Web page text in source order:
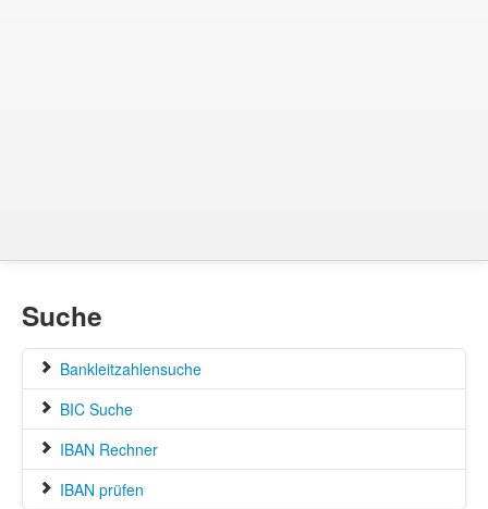
Suche
Bankleitzahlensuche
BIC Suche
IBAN Rechner
IBAN prüfen